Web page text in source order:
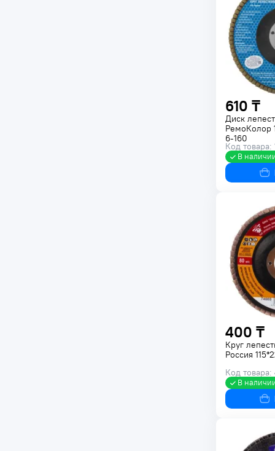
610 ₸
Диск
РемоКолор
6-160
Код товара:
В
400 ₸
Круг
Россия
Код
В